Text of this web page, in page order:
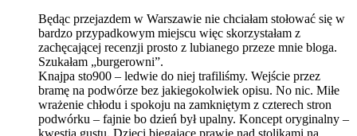
Będąc przejazdem w Warszawie nie chciałam stołować się w
bardzo przypadkowym miejscu więc skorzystałam z
zachęcającej recenzji prosto z lubianego przeze mnie bloga.
Szukałam „burgerowni”.
Knajpa sto900 – ledwie do niej trafiliśmy. Wejście przez
bramę na podwórze bez jakiegokolwiek opisu. No nic. Miłe
wrażenie chłodu i spokoju na zamkniętym z czterech stron
podwórku – fajnie bo dzień był upalny. Koncept oryginalny –